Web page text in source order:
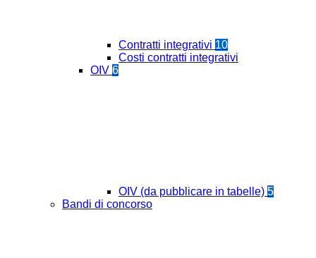
Contratti integrativi 10
Costi contratti integrativi
OIV 6
OIV (da pubblicare in tabelle) 5
Bandi di concorso